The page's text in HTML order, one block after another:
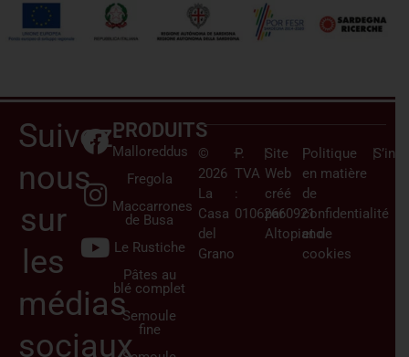
Suivez-
nous
sur
les
médias
sociaux
PRODUITS
Malloreddus
Fregola
Maccarrones
de Busa
Le Rustiche
Pâtes au
blé complet
Semoule
fine
©
2026
La
Casa
del
Grano
–
P.
TVA
:
01062660921
|Site
Web
créé
par
Altopiano
|Politique
en matière
de
confidentialité
et de
cookies
|